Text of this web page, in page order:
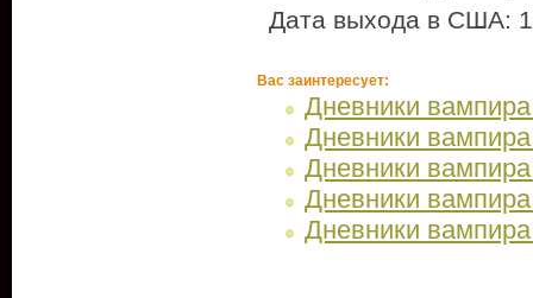
Дата выхода в США:
Вас заинтересует:
Дневники
Дневники
Дневники
Дневники
Дневники